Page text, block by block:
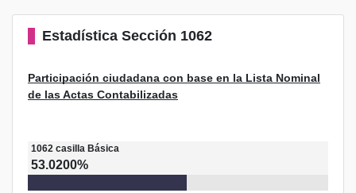
Estadística Sección 1062
Participación ciudadana con base en la Lista Nominal
de las Actas Contabilizadas
1062 casilla Básica
53.0200%